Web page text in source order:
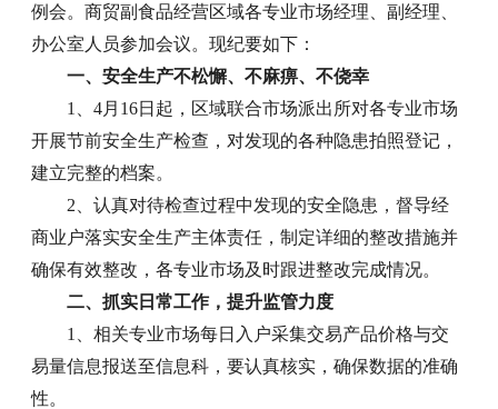
例会。商贸副食品经营区域各专业市场经理、副经理、
办公室人员参加会议。现纪要如下：
一、安全生产不松懈、不麻痹、不侥幸
1、4月16日起，区域联合市场派出所对各专业市场
开展节前安全生产检查，对发现的各种隐患拍照登记，
建立完整的档案。
2、认真对待检查过程中发现的安全隐患，督导经
商业户落实安全生产主体责任，制定详细的整改措施并
确保有效整改，各专业市场及时跟进整改完成情况。
二、抓实日常工作，提升监管力度
1、相关专业市场每日入户采集交易产品价格与交
易量信息报送至信息科，要认真核实，确保数据的准确
性。